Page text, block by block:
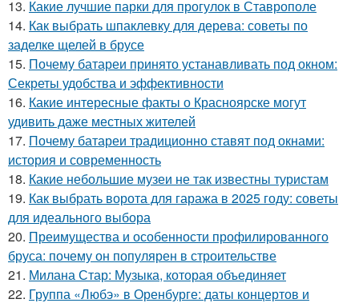
13. Какие лучшие парки для прогулок в Ставрополе
14. Как выбрать шпаклевку для дерева: советы по
заделке щелей в брусе
15. Почему батареи принято устанавливать под окном:
Секреты удобства и эффективности
16. Какие интересные факты о Красноярске могут
удивить даже местных жителей
17. Почему батареи традиционно ставят под окнами:
история и современность
18. Какие небольшие музеи не так известны туристам
19. Как выбрать ворота для гаража в 2025 году: советы
для идеального выбора
20. Преимущества и особенности профилированного
бруса: почему он популярен в строительстве
21. Милана Стар: Музыка, которая объединяет
22. Группа «Любэ» в Оренбурге: даты концертов и